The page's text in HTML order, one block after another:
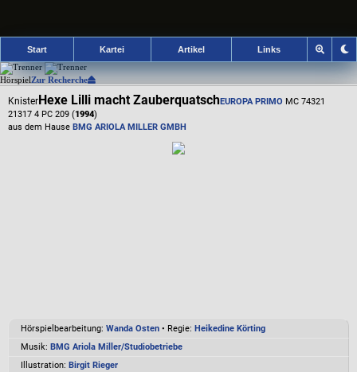
Start Kartei Artikel Links
HörspielZur Recherche
KnisterHexe Lilli macht ZauberquatschEUROPA PRIMO MC 74321
21317 4 PC 209 (1994)
aus dem Hause BMG ARIOLA MILLER GMBH
Hörspielbearbeitung: Wanda Osten • Regie: Heikedine Körting
Musik: BMG Ariola Miller/Studiobetriebe
Illustration: Birgit Rieger